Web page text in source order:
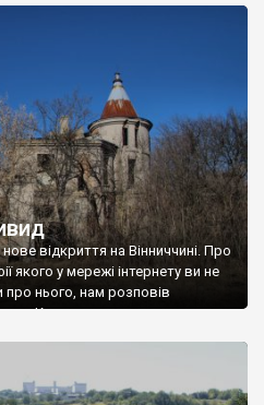
відкриття на Вінниччині. Про
якого у мережі інтернету ви не
про нього, нам розповів
у Красному вразив не лише